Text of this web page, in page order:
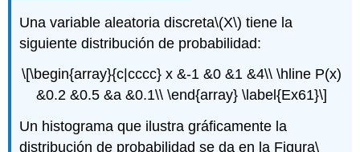
Una variable aleatoria discreta\(X\) tiene la
siguiente distribución de probabilidad:
\[\begin{array}{c|cccc} x &-1 &0 &1 &4\\ \hline P(x)
&0.2 &0.5 &a &0.1\\ \end{array} \label{Ex61}\]
Un histograma que ilustra gráficamente la
distribución de probabilidad se da en la Figura\